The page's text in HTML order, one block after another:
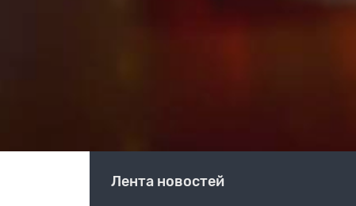
Лента новостей